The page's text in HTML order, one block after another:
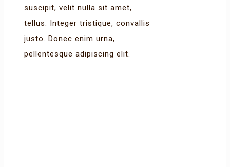
suscipit, velit nulla sit amet,
tellus. Integer tristique, convallis
justo. Donec enim urna,
pellentesque adipiscing elit.